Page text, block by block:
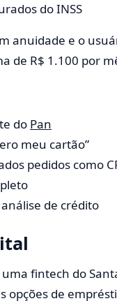
do INSS
anuidade e o
de R$ 1.100 por
do Pan
meu cartão”
pedidos como
de crédito
uma fintech do
opções de